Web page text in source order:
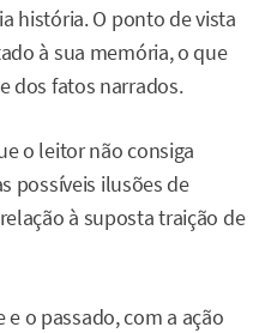
história. O ponto de vista
à sua memória, o que
dos fatos narrados.
o leitor não consiga
possíveis ilusões de
à suposta traição de
o passado, com a ação